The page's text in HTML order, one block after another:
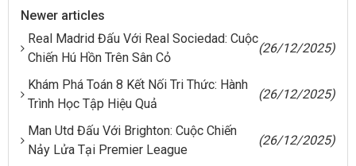
Newer articles
Real Madrid Đấu Với Real Sociedad: Cuộc
Chiến Hú Hồn Trên Sân Cỏ
(26/12/2025)
Khám Phá Toán 8 Kết Nối Tri Thức: Hành
Trình Học Tập Hiệu Quả
(26/12/2025)
Man Utd Đấu Với Brighton: Cuộc Chiến
Nảy Lửa Tại Premier League
(26/12/2025)